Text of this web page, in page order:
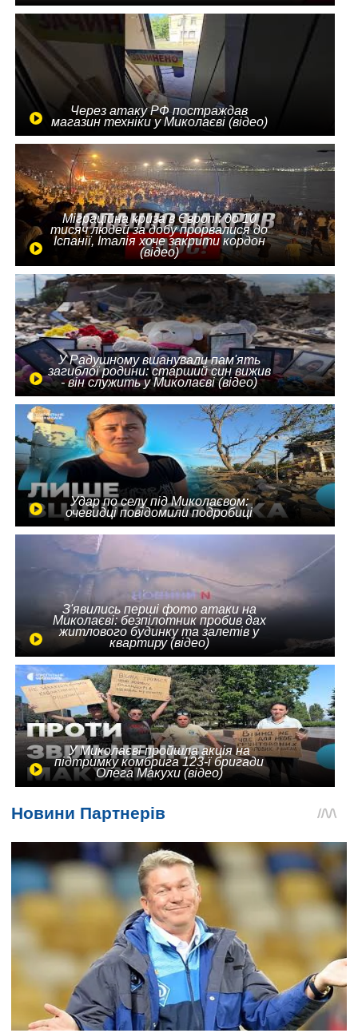
Через атаку РФ постраждав
магазин техніки у Миколаєві (відео)
Міграційна криза в Європі: до 10
тисяч людей за добу прорвалися до
Іспанії, Італія хоче закрити кордон
(відео)
У Радушному вшанували пам'ять
загиблої родини: старший син вижив
- він служить у Миколаєві (відео)
Удар по селу під Миколаєвом:
очевидці повідомили подробиці
З'явились перші фото атаки на
Миколаєві: безпілотник пробив дах
житлового будинку та залетів у
квартиру (відео)
У Миколаєві пройшла акція на
підтримку комбрига 123-ї бригади
Олега Макухи (відео)